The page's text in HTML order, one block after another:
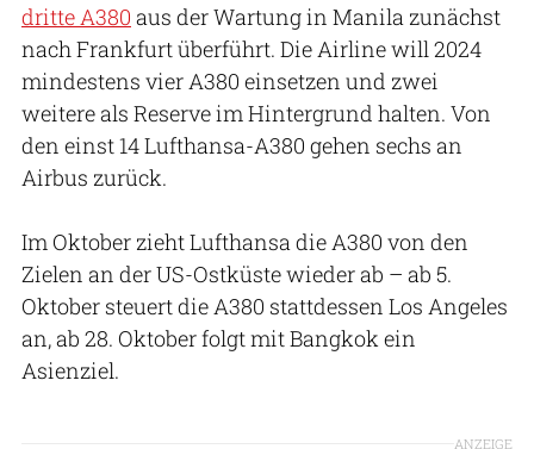
dritte A380 aus der Wartung in Manila zunächst
nach Frankfurt überführt. Die Airline will 2024
mindestens vier A380 einsetzen und zwei
weitere als Reserve im Hintergrund halten. Von
den einst 14 Lufthansa-A380 gehen sechs an
Airbus zurück.
Im Oktober zieht Lufthansa die A380 von den
Zielen an der US-Ostküste wieder ab – ab 5.
Oktober steuert die A380 stattdessen Los Angeles
an, ab 28. Oktober folgt mit Bangkok ein
Asienziel.
ANZEIGE